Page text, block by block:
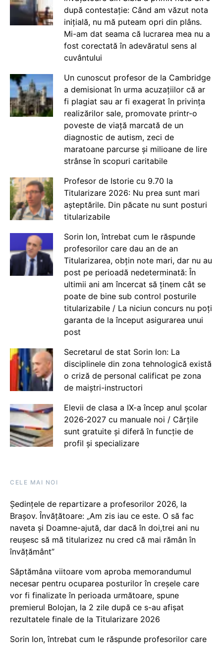
după contestație: Când am văzut nota
inițială, nu mă puteam opri din plâns.
Mi-am dat seama că lucrarea mea nu a
fost corectată în adevăratul sens al
cuvântului
Un cunoscut profesor de la Cambridge
a demisionat în urma acuzațiilor că ar
fi plagiat sau ar fi exagerat în privința
realizărilor sale, promovate printr-o
poveste de viață marcată de un
diagnostic de autism, zeci de
maratoane parcurse și milioane de lire
strânse în scopuri caritabile
Profesor de Istorie cu 9.70 la
Titularizare 2026: Nu prea sunt mari
așteptările. Din păcate nu sunt posturi
titularizabile
Sorin Ion, întrebat cum le răspunde
profesorilor care dau an de an
Titularizarea, obțin note mari, dar nu au
post pe perioadă nedeterminată: În
ultimii ani am încercat să ținem cât se
poate de bine sub control posturile
titularizabile / La niciun concurs nu poți
garanta de la început asigurarea unui
post
Secretarul de stat Sorin Ion: La
disciplinele din zona tehnologică există
o criză de personal calificat pe zona
de maiștri-instructori
Elevii de clasa a IX-a încep anul școlar
2026-2027 cu manuale noi / Cărțile
sunt gratuite și diferă în funcție de
profil și specializare
CELE MAI NOI
Ședințele de repartizare a profesorilor 2026, la
Brașov. Învățătoare: „Am zis iau ce este. O să fac
naveta și Doamne-ajută, dar dacă în doi,trei ani nu
reușesc să mă titularizez nu cred că mai rămân în
învățământ”
Săptămâna viitoare vom aproba memorandumul
necesar pentru ocuparea posturilor în creșele care
vor fi finalizate în perioada următoare, spune
premierul Bolojan, la 2 zile după ce s-au afișat
rezultatele finale de la Titularizare 2026
Sorin Ion, întrebat cum le răspunde profesorilor care